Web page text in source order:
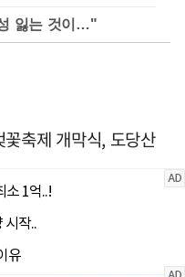
잃는 것이…"
축제 개막식, 도당산